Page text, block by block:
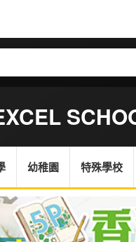
幼稚園 特殊學校